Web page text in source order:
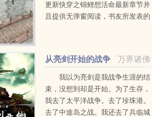
更新快穿之锦鲤想活命最新章节并
且提供无弹窗阅读，书友所发表的
万界诸佛
从亮剑开始的战争
系统我以为亮剑是我战争生涯的结
束，没想到却是开始。为了生存，
我去了太平洋战争。去了珍珠港。
去了中途岛之战。我还去了兵临城